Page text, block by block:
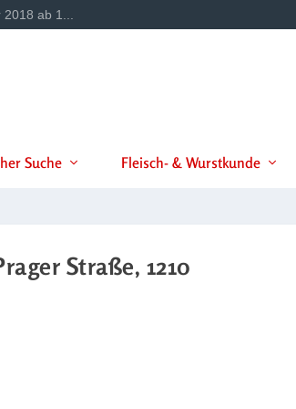
ab 1...
Suche Fleisch- & Wurstkunde
Straße, 1210